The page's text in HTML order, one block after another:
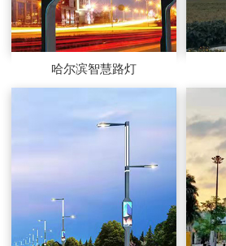
哈尔滨智慧路灯